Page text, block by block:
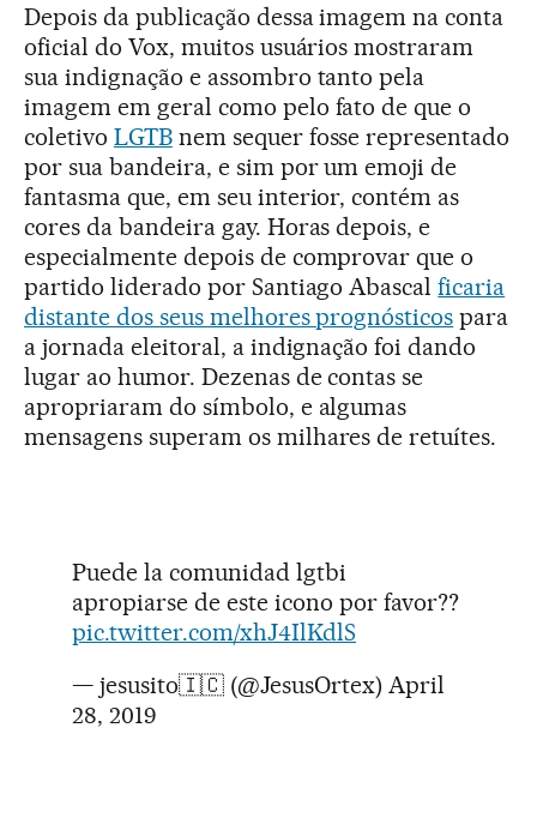
Depois da publicação dessa imagem na conta
oficial do Vox, muitos usuários mostraram
sua indignação e assombro tanto pela
imagem em geral como pelo fato de que o
coletivo LGTBnem sequer fosse representado
por sua bandeira, e sim por um emoji de
fantasma que, em seu interior, contém as
cores da bandeira gay. Horas depois, e
especialmente depois de comprovar que o
partido liderado por Santiago Abascalficaria
distante dos seus melhores prognósticos para
a jornada eleitoral, a indignação foi dando
lugar ao humor. Dezenas de contas se
apropriaram do símbolo, e algumas
mensagens superam os milhares de retuítes.
Puede la comunidad lgtbi
apropiarse de este icono por favor??
pic.twitter.com/xhJ4IlKdlS
— jesusito🇮🇨 (@JesusOrtex) April
28, 2019